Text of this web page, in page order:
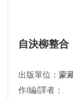
自決柳整合
出版單位： 蒙
作/編/譯者：